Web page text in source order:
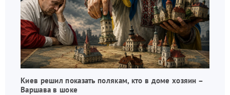
Киев решил показать полякам, кто в доме хозяин –
Варшава в шоке